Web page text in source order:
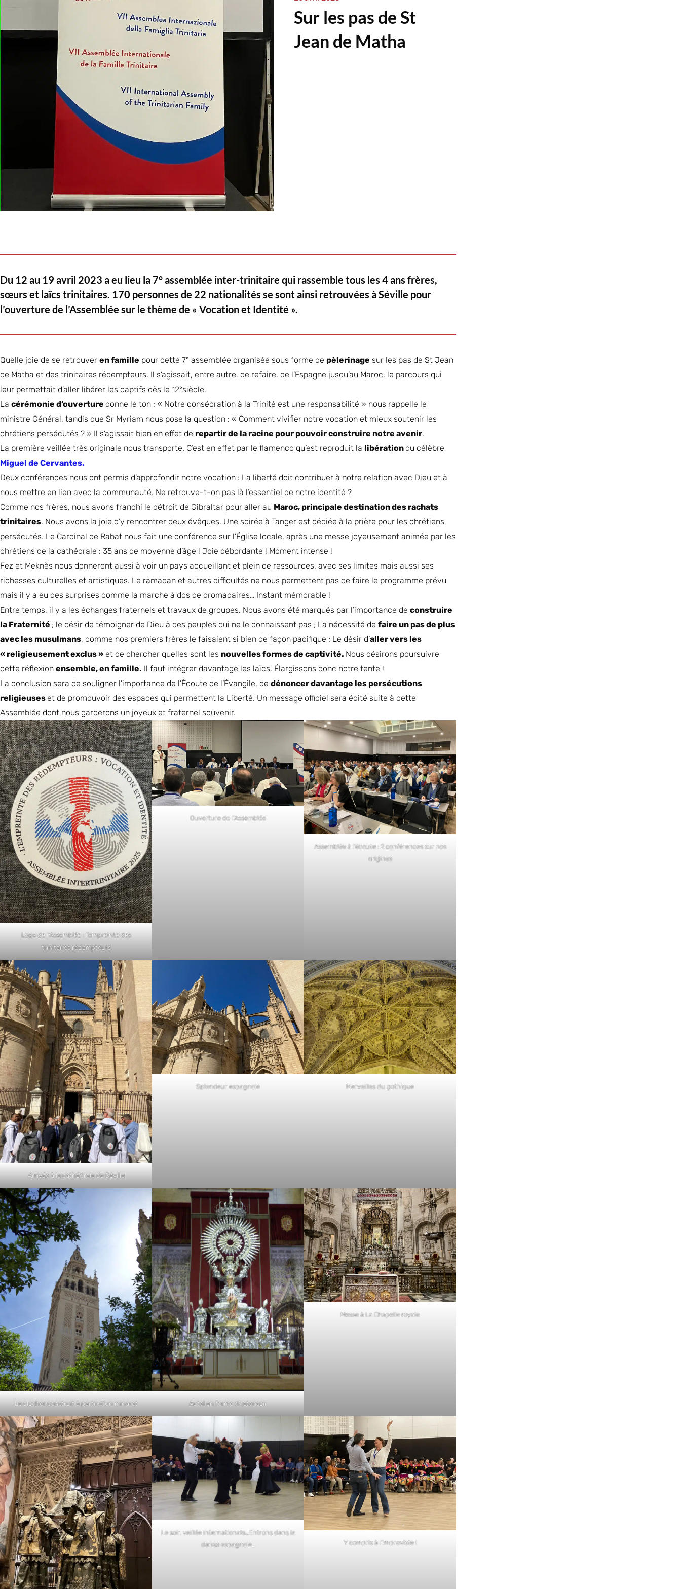
Sur les pas de St
Jean de Matha
Du 12 au 19 avril 2023 a eu lieu la 7° assemblée inter-trinitaire qui rassemble tous les 4 ans frères,
sœurs et laïcs trinitaires. 170 personnes de 22 nationalités se sont ainsi retrouvées à Séville pour
l’ouverture de l’Assemblée sur le thème de « Vocation et Identité ».
Quelle joie de se retrouver en famille pour cette 7° assemblée organisée sous forme de pèlerinage sur les pas de St Jean
de Matha et des trinitaires rédempteurs. Il s’agissait, entre autre, de refaire, de l’Espagne jusqu’au Maroc, le parcours qui
leur permettait d’aller libérer les captifs dès le 12°siècle.
La cérémonie d’ouverture donne le ton : « Notre consécration à la Trinité est une responsabilité » nous rappelle le
ministre Général, tandis que Sr Myriam nous pose la question : « Comment vivifier notre vocation et mieux soutenir les
chrétiens persécutés ? » Il s’agissait bien en effet de repartir de la racine pour pouvoir construire notre avenir.
La première veillée très originale nous transporte. C’est en effet par le flamenco qu’est reproduit la libérationdu célèbre
Miguel de Cervantes.
Deux conférences nous ont permis d’approfondir notre vocation : La liberté doit contribuer à notre relation avec Dieu et à
nous mettre en lien avec la communauté. Ne retrouve-t-on pas là l’essentiel de notre identité ?
Comme nos frères, nous avons franchi le détroit de Gibraltar pour aller au Maroc, principale destination des rachats
trinitaires. Nous avons la joie d’y rencontrer deux évêques. Une soirée à Tanger est dédiée à la prière pour les chrétiens
persécutés. Le Cardinal de Rabat nous fait une conférence sur l’Église locale, après une messe joyeusement animée par les
chrétiens de la cathédrale : 35 ans de moyenne d’âge ! Joie débordante ! Moment intense !
Fez et Meknès nous donneront aussi à voir un pays accueillant et plein de ressources, avec ses limites mais aussi ses
richesses culturelles et artistiques. Le ramadan et autres difficultés ne nous permettent pas de faire le programme prévu
mais il y a eu des surprises comme la marche à dos de dromadaires… Instant mémorable !
Entre temps, il y a les échanges fraternels et travaux de groupes. Nous avons été marqués par l’importance de construire
la Fraternité ; le désir de témoigner de Dieu à des peuples qui ne le connaissent pas ; La nécessité de faire un pas de plus
avec les musulmans, comme nos premiers frères le faisaient si bien de façon pacifique ; Le désir d’aller vers les
« religieusement exclus » et de chercher quelles sont les nouvelles formes de captivité. Nous désirons poursuivre
cette réflexion ensemble, en famille. Il faut intégrer davantage les laïcs. Élargissons donc notre tente !
La conclusion sera de souligner l’importance de l’Écoute de l’Évangile, de dénoncer davantage les persécutions
religieuseset de promouvoir des espaces qui permettent la Liberté. Un message officiel sera édité suite à cette
Assemblée dont nous garderons un joyeux et fraternel souvenir.
Logo de l’Assemblée : l’empreinte des
trinitaires rédempteurs
Ouverture de l’Assemblée
Assemblée à l’écoute : 2 conférences sur nos
origines
Arrivée à la cathédrale de Séville
Splendeur espagnole Merveilles du gothique
Le clocher construit à partir d’un minaret Autel en forme d’ostensoir
Messe à La Chapelle royale
Le soir, veillée internationale…Entrons dans la
danse espagnole…
Y compris à l’improviste !